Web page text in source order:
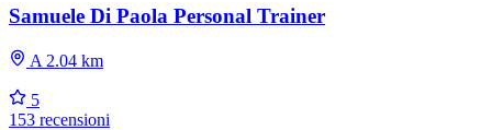
Samuele Di Paola Personal Trainer
A 2.04 km
5
153 recensioni